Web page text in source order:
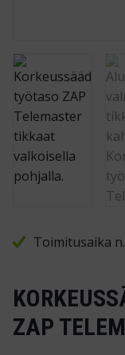
Toimitusaika
ZAP